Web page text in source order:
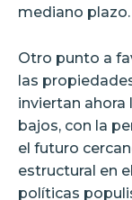
mediano plazo.
Otro punto a
las
inviertan
bajos, con la
el futuro
estructural en
políticas